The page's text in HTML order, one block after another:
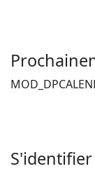
S'identifier